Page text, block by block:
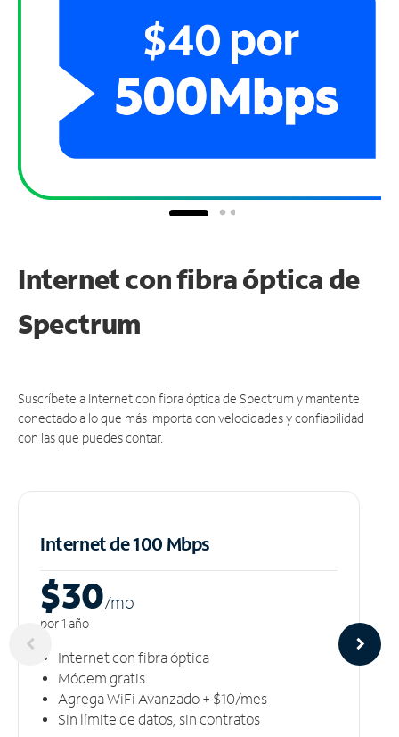
Internet con fibra óptica de
Spectrum
Suscríbete a Internet con fibra óptica de Spectrum y mantente
conectado a lo que más importa con velocidades y confiabilidad
con las que puedes contar.
Internet de 100 Mbps
$30/mo
por 1 año
Internet con fibra óptica
Módem gratis
Agrega WiFi Avanzado + $10/mes
Sin límite de datos, sin contratos